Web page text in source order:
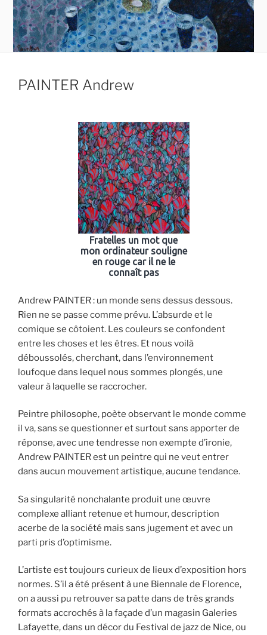
PAINTER Andrew
Fratelles un mot que
mon ordinateur souligne
en rouge car il ne le
connaît pas
Andrew PAINTER : un monde sens dessus dessous.
Rien ne se passe comme prévu. L’absurde et le
comique se côtoient. Les couleurs se confondent
entre les choses et les êtres. Et nous voilà
déboussolés, cherchant, dans l’environnement
loufoque dans lequel nous sommes plongés, une
valeur à laquelle se raccrocher.
Peintre philosophe, poète observant le monde comme
il va, sans se questionner et surtout sans apporter de
réponse, avec une tendresse non exempte d’ironie,
Andrew PAINTER est un peintre qui ne veut entrer
dans aucun mouvement artistique, aucune tendance.
Sa singularité nonchalante produit une œuvre
complexe alliant retenue et humour, description
acerbe de la société mais sans jugement et avec un
parti pris d’optimisme.
L’artiste est toujours curieux de lieux d’exposition hors
normes. S’il a été présent à une Biennale de Florence,
on a aussi pu retrouver sa patte dans de très grands
formats accrochés à la façade d’un magasin Galeries
Lafayette, dans un décor du Festival de jazz de Nice, ou